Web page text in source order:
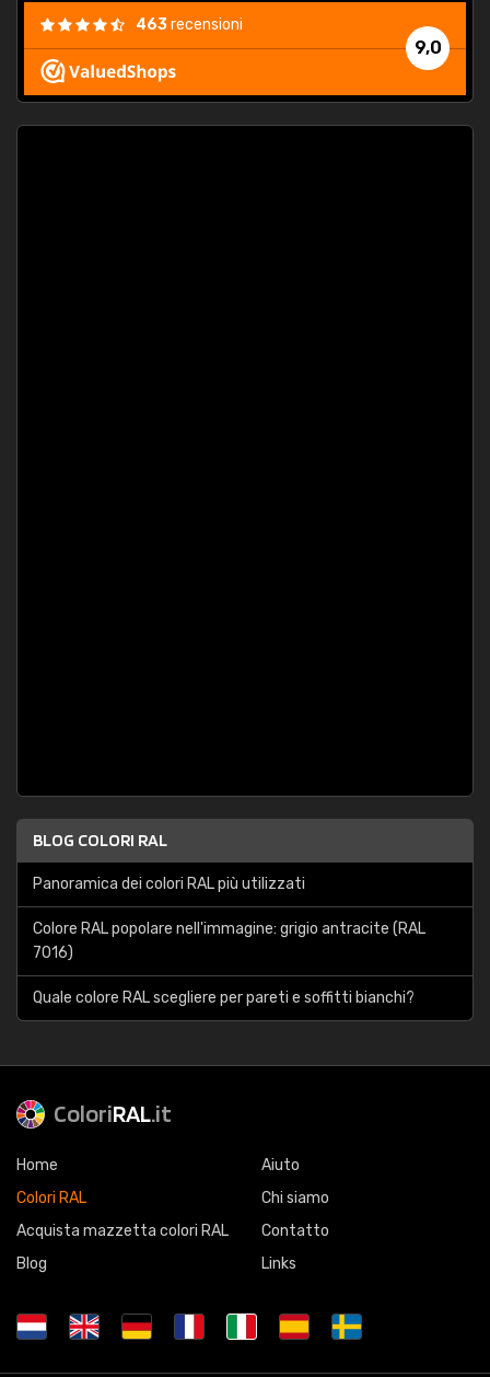
9,0
463recensioni
BLOG COLORI RAL
Panoramica dei colori RAL più utilizzati
Colore RAL popolare nell'immagine: grigio antracite (RAL
7016)
Quale colore RAL scegliere per pareti e soffitti bianchi?
ColoriRAL.it
Home
Colori RAL
Acquista mazzetta colori RAL
Blog
Aiuto
Chi siamo
Contatto
Links